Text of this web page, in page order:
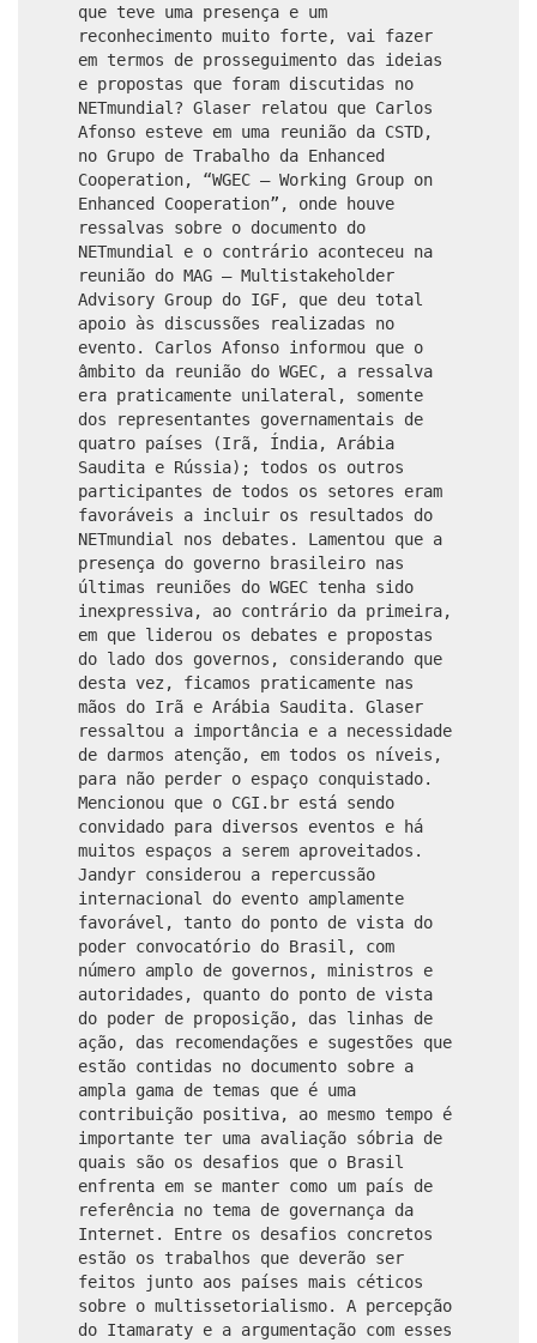
que teve uma presença e um
reconhecimento muito forte, vai fazer
em termos de prosseguimento das ideias
e propostas que foram discutidas no
NETmundial? Glaser relatou que Carlos
Afonso esteve em uma reunião da CSTD,
no Grupo de Trabalho da Enhanced
Cooperation, “WGEC – Working Group on
Enhanced Cooperation”, onde houve
ressalvas sobre o documento do
NETmundial e o contrário aconteceu na
reunião do MAG – Multistakeholder
Advisory Group do IGF, que deu total
apoio às discussões realizadas no
evento. Carlos Afonso informou que o
âmbito da reunião do WGEC, a ressalva
era praticamente unilateral, somente
dos representantes governamentais de
quatro países (Irã, Índia, Arábia
Saudita e Rússia); todos os outros
participantes de todos os setores eram
favoráveis a incluir os resultados do
NETmundial nos debates. Lamentou que a
presença do governo brasileiro nas
últimas reuniões do WGEC tenha sido
inexpressiva, ao contrário da primeira,
em que liderou os debates e propostas
do lado dos governos, considerando que
desta vez, ficamos praticamente nas
mãos do Irã e Arábia Saudita. Glaser
ressaltou a importância e a necessidade
de darmos atenção, em todos os níveis,
para não perder o espaço conquistado.
Mencionou que o CGI.br está sendo
convidado para diversos eventos e há
muitos espaços a serem aproveitados.
Jandyr considerou a repercussão
internacional do evento amplamente
favorável, tanto do ponto de vista do
poder convocatório do Brasil, com
número amplo de governos, ministros e
autoridades, quanto do ponto de vista
do poder de proposição, das linhas de
ação, das recomendações e sugestões que
estão contidas no documento sobre a
ampla gama de temas que é uma
contribuição positiva, ao mesmo tempo é
importante ter uma avaliação sóbria de
quais são os desafios que o Brasil
enfrenta em se manter como um país de
referência no tema de governança da
Internet. Entre os desafios concretos
estão os trabalhos que deverão ser
feitos junto aos países mais céticos
sobre o multissetorialismo. A percepção
do Itamaraty e a argumentação com esses